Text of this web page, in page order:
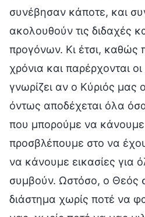
συνέβησαν κάποτε, και
ακολουθούν τις διδαχές
προγόνων. Κι έτσι, καθώς
χρόνια και παρέρχονται
γνωρίζει αν ο Κύριός μας
όντως αποδέχεται όλα
που μπορούμε να κάνουμε
προσβλέπουμε στο να
να κάνουμε εικασίες για
συμβούν. Ωστόσο, ο Θεός
διάστημα χωρίς ποτέ να